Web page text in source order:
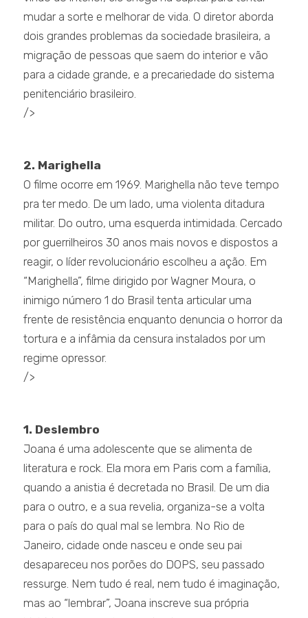
mudar a sorte e melhorar de vida. O diretor aborda
dois grandes problemas da sociedade brasileira, a
migração de pessoas que saem do interior e vão
para a cidade grande, e a precariedade do sistema
penitenciário brasileiro.
/>
2. Marighella
O filme ocorre em 1969. Marighella não teve tempo
pra ter medo. De um lado, uma violenta ditadura
militar. Do outro, uma esquerda intimidada. Cercado
por guerrilheiros 30 anos mais novos e dispostos a
reagir, o líder revolucionário escolheu a ação. Em
“Marighella”, filme dirigido por Wagner Moura, o
inimigo número 1 do Brasil tenta articular uma
frente de resistência enquanto denuncia o horror da
tortura e a infâmia da censura instalados por um
regime opressor.
/>
1. Deslembro
Joana é uma adolescente que se alimenta de
literatura e rock. Ela mora em Paris com a família,
quando a anistia é decretada no Brasil. De um dia
para o outro, e a sua revelia, organiza-se a volta
para o país do qual mal se lembra. No Rio de
Janeiro, cidade onde nasceu e onde seu pai
desapareceu nos porões do DOPS, seu passado
ressurge. Nem tudo é real, nem tudo é imaginação,
mas ao “lembrar”, Joana inscreve sua própria